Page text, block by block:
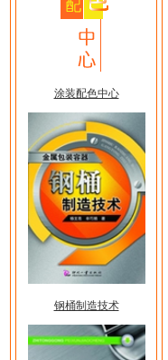
涂装配色中心
钢桶制造技术